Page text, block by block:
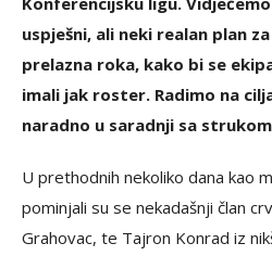
uspješni, ali neki realan plan
prelazna roka, kako bi se
imali jak roster. Radimo na
naradno u saradnji sa
U prethodnih nekoliko dana kao
pominjali su se nekadašnji član
Grahovac, te Tajron Konrad iz